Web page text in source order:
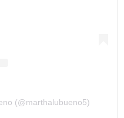
(@marthalubueno5)